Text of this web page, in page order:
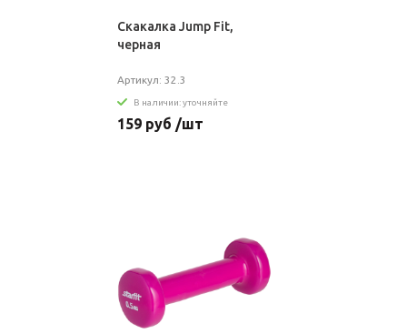
Скакалка Jump Fit,
черная
Артикул: 32.3
В наличии: уточняйте
159 руб /шт